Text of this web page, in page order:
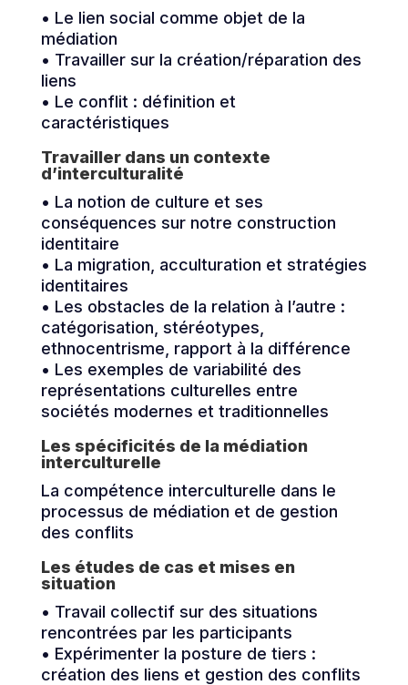
• Le lien social comme objet de la
médiation
• Travailler sur la création/réparation des
liens
• Le conflit : définition et
caractéristiques
Travailler dans un contexte
d’interculturalité
• La notion de culture et ses
conséquences sur notre construction
identitaire
• La migration, acculturation et stratégies
identitaires
• Les obstacles de la relation à l’autre :
catégorisation, stéréotypes,
ethnocentrisme, rapport à la différence
• Les exemples de variabilité des
représentations culturelles entre
sociétés modernes et traditionnelles
Les spécificités de la médiation
interculturelle
La compétence interculturelle dans le
processus de médiation et de gestion
des conflits
Les études de cas et mises en
situation
• Travail collectif sur des situations
rencontrées par les participants
• Expérimenter la posture de tiers :
création des liens et gestion des conflits